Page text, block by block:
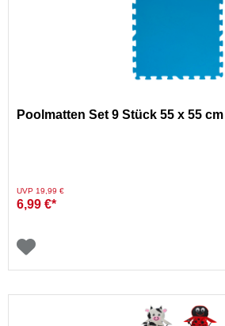
Poolmatten Set 9 Stück 55 x 55 cm
Preis reduziert von
UVP 19,99 €auf
6,99 €*